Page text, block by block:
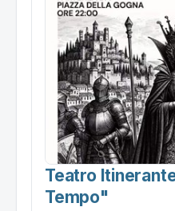
Teatro
Tempo"